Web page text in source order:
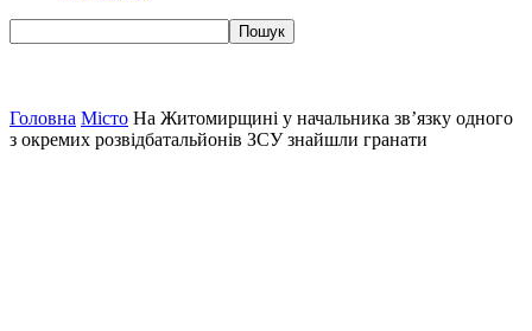
Головна Місто На Житомирщині у начальника зв’язку одного
з окремих розвідбатальйонів ЗСУ знайшли гранати